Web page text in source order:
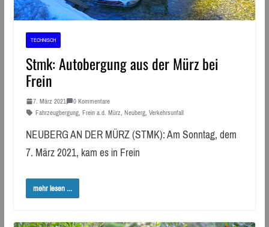
TECHNISCH
Stmk: Autobergung aus der Mürz bei
Frein
7. März 2021
0 Kommentare
Fahrzeugbergung, Frein a.d. Mürz, Neuberg, Verkehrsunfall
NEUBERG AN DER MÜRZ (STMK): Am Sonntag, dem
7. März 2021, kam es in Frein
mehr lesen ...